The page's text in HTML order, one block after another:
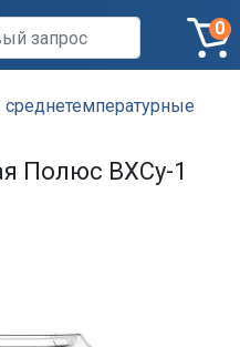
0
Полюс ВХСу-1